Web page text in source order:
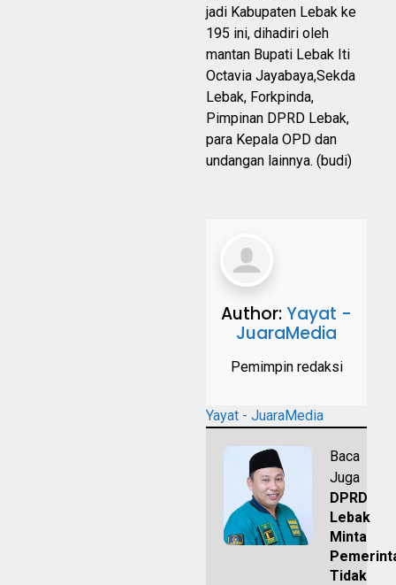
jadi Kabupaten Lebak ke
195 ini, dihadiri oleh
mantan Bupati Lebak Iti
Octavia Jayabaya,Sekda
Lebak, Forkpinda,
Pimpinan DPRD Lebak,
para Kepala OPD dan
undangan lainnya. (budi)
Author:Yayat -
JuaraMedia
Pemimpin redaksi
Yayat - JuaraMedia
Baca
Juga
DPRD
Lebak
Minta
Tidak